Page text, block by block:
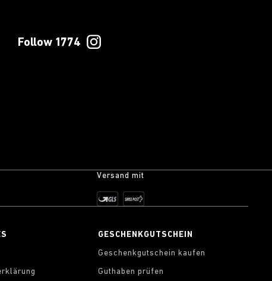
Follow 1774
Versand mit
GESCHENKGUTSCHEIN
Geschenkgutschein kaufen
Guthaben prüfen